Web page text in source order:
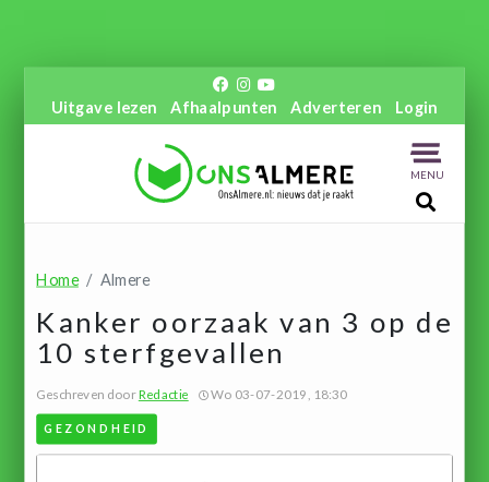
Uitgave lezen Afhaalpunten Adverteren Login
MENU
Home Almere
Kanker oorzaak van 3 op de
10 sterfgevallen
Geschreven doorRedactie Wo 03-07-2019, 18:30
GEZONDHEID